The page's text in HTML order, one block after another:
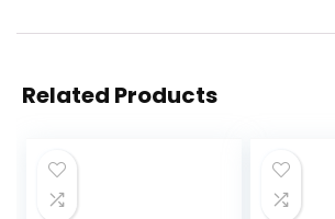
Related Products